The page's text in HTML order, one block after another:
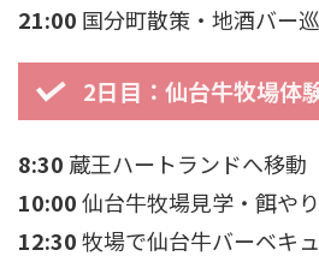
21:00 国分町散策・地酒バー
2日目：仙台牛牧場体
8:30 蔵王ハートランドへ移動
10:00仙台牛牧場見学・餌や
12:30牧場で仙台牛バーベキ